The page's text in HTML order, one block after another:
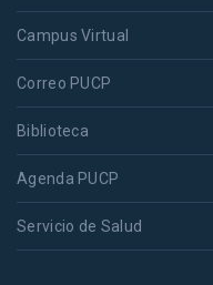
Campus Virtual
Correo PUCP
Biblioteca
Agenda PUCP
Servicio de Salud